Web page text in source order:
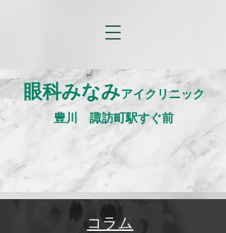
眼科みなみアイクリニック
​豊川 諏訪町駅すぐ前
​コラム